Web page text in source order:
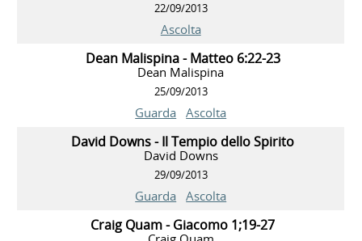
22/09/2013
Ascolta
Dean Malispina - Matteo 6:22-23
Dean Malispina
25/09/2013
Guarda Ascolta
David Downs - Il Tempio dello Spirito
David Downs
29/09/2013
Guarda Ascolta
Craig Quam - Giacomo 1;19-27